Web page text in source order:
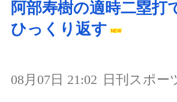
阿部寿樹の適時二塁打
ひっくり返す
08月07日 21:02 日刊スポー